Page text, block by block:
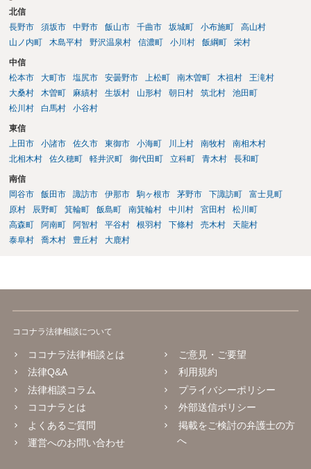
北信
長野市
須坂市 中野市 飯山市 千曲市 坂城町 小布施町
高山村
山ノ内町
木島平村 野沢温泉村 信濃町 小川村 飯綱町 栄村
中信
松本市
大町市 塩尻市 安曇野市 上松町 南木曽町 木祖村
王滝村
大桑村
木曽町 麻績村 生坂村 山形村 朝日村 筑北村
池田町
松川村
白馬村 小谷村
東信
上田市
小諸市 佐久市 東御市 小海町 川上村 南牧村
南相木村
北相木村
佐久穂町 軽井沢町 御代田町 立科町 青木村 長和町
南信
岡谷市
飯田市 諏訪市 伊那市 駒ヶ根市 茅野市 下諏訪町
富士見町
原村
辰野町 箕輪町 飯島町 南箕輪村 中川村 宮田村
松川町
高森町
阿南町 阿智村 平谷村 根羽村 下條村 売木村
天龍村
泰阜村
喬木村 豊丘村 大鹿村
ココナラ法律相談について
ココナラ法律相談とは
法律Q&A
法律相談コラム
ココナラとは
よくあるご質問
運営へのお問い合わせ
ご意見・ご要望
利用規約
プライバシーポリシー
外部送信ポリシー
掲載をご検討の弁護士の方
へ